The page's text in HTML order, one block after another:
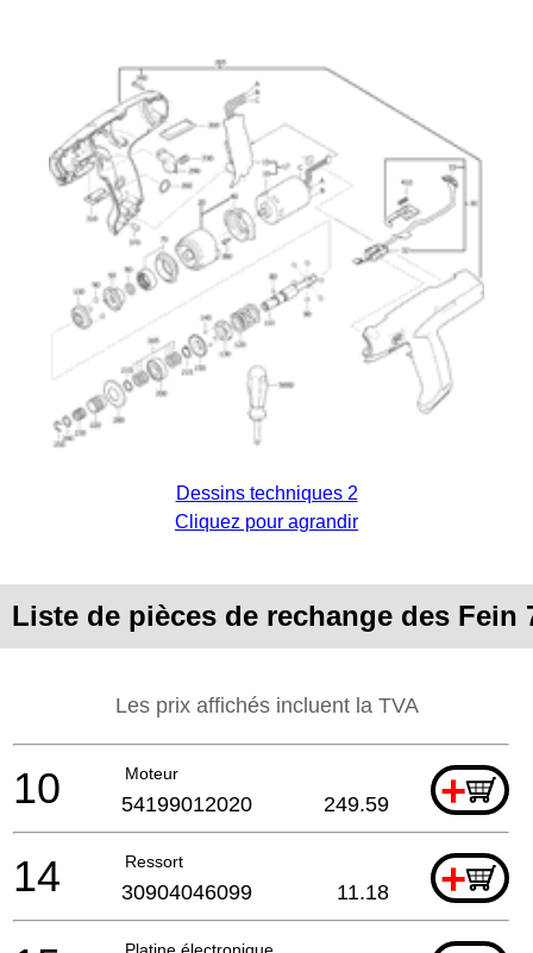
Dessins techniques 2
Cliquez pour agrandir
Liste de pièces de rechange des Fein
Les prix affichés incluent la TVA
Moteur +
10 54199012020 249.59
Ressort +
14 30904046099 11.18